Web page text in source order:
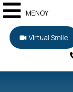
ΜΕΝΟΥ
Virtual Smile